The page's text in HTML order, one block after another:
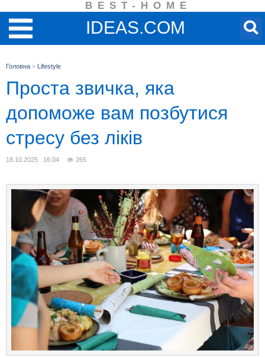
BEST-HOME
IDEAS.COM
Головна > Lifestyle
Проста звичка, яка
допоможе вам позбутися
стресу без ліків
18.10.2025 16:04 265